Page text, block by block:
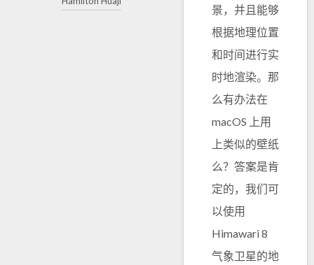
景，并且能够
根据地理位置
和时间进行实
时地渲染。那
么有办法在
macOS 上用
上类似的壁纸
么？答案是肯
定的，我们可
以使用
Himawari 8
气象卫星的地